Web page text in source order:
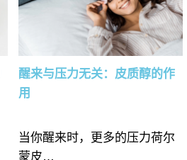
醒来与压力无关：皮质醇的作
用
当你醒来时，更多的压力荷尔
蒙皮…